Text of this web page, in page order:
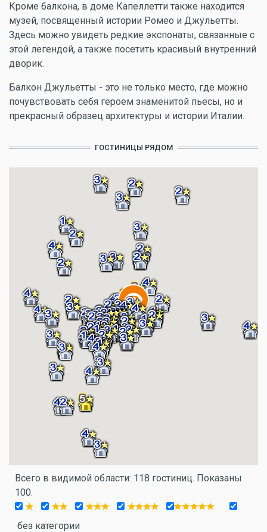
Кроме балкона, в доме Капеллетти также находится
музей, посвященный истории Ромео и Джульетты.
Здесь можно увидеть редкие экспонаты, связанные с
этой легендой, а также посетить красивый внутренний
дворик.
Балкон Джульетты - это не только место, где можно
почувствовать себя героем знаменитой пьесы, но и
прекрасный образец архитектуры и истории Италии.
ГОСТИНИЦЫ РЯДОМ
Всего в видимой области: 118 гостиниц. Показаны
100.
без категории